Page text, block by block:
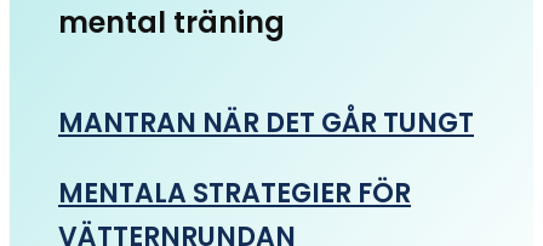
mental träning
MANTRAN NÄR DET GÅR TUNGT
MENTALA STRATEGIER FÖR
VÄTTERNRUNDAN